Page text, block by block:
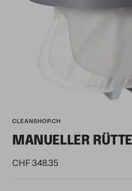
CLEANSHOP.CH
MANUELLER
Angebotspreis
CHF 348.35